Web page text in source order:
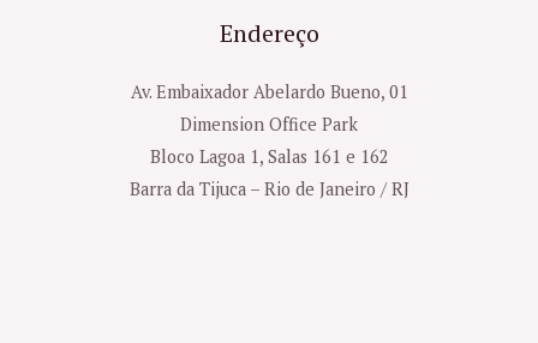
Endereço
Av. Embaixador Abelardo Bueno, 01
Dimension Office Park
Bloco Lagoa 1, Salas 161 e 162
Barra da Tijuca – Rio de Janeiro / RJ